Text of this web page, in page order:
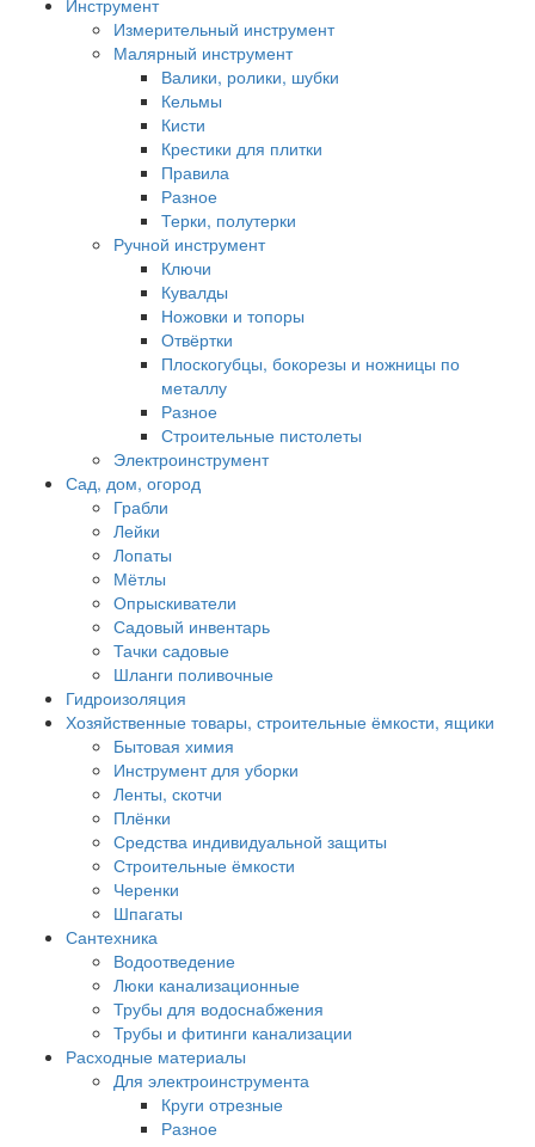
Инструмент
Измерительный инструмент
Малярный инструмент
Валики, ролики, шубки
Кельмы
Кисти
Крестики для плитки
Правила
Разное
Терки, полутерки
Ручной инструмент
Ключи
Кувалды
Ножовки и топоры
Отвёртки
Плоскогубцы, бокорезы и ножницы по
металлу
Разное
Строительные пистолеты
Электроинструмент
Сад, дом, огород
Грабли
Лейки
Лопаты
Мётлы
Опрыскиватели
Садовый инвентарь
Тачки садовые
Шланги поливочные
Гидроизоляция
Хозяйственные товары, строительные ёмкости, ящики
Бытовая химия
Инструмент для уборки
Ленты, скотчи
Плёнки
Средства индивидуальной защиты
Строительные ёмкости
Черенки
Шпагаты
Сантехника
Водоотведение
Люки канализационные
Трубы для водоснабжения
Трубы и фитинги канализации
Расходные материалы
Для электроинструмента
Круги отрезные
Разное